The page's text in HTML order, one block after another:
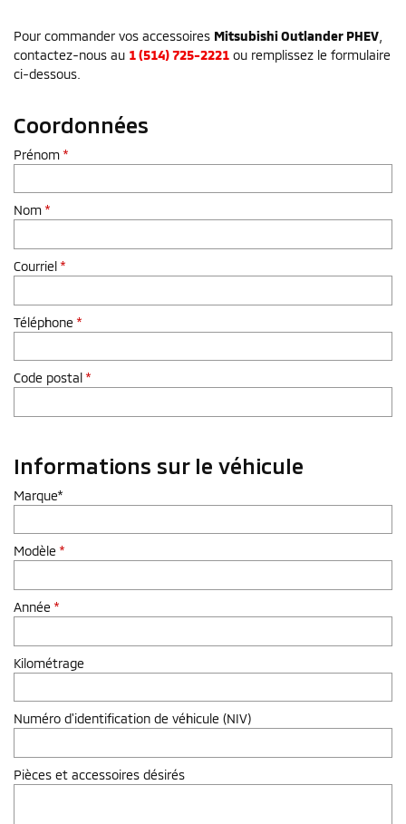
Pour commander vos accessoires Mitsubishi Outlander PHEV
contactez-nous au 1 (514) 725-2221 ou remplissez le formulaire
ci-dessous.
Coordonnées
Prénom *
Nom *
Courriel *
Téléphone *
Code postal *
Informations sur le véhicule
Marque*
Modèle *
Année *
Kilométrage
Numéro d'identification de véhicule (NIV)
Pièces et accessoires désirés